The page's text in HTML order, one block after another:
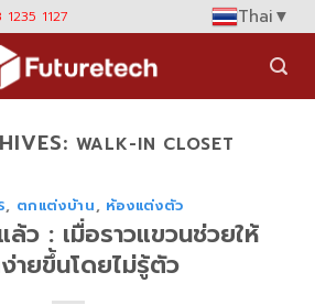
1127 Thai▼
WALK-IN CLOSET
, ตกแต่งบ้าน, ห้องแต่งตัว
ว : เมื่อราวแขวนช่วยให้
ายขึ้นโดยไม่รู้ตัว